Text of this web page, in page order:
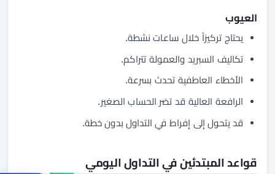
العيوب
يحتاج تركيزاً خلال ساعات نشطة.
تكاليف السبريد والعمولة تتراكم.
الأخطاء العاطفية تحدث بسرعة.
الرافعة العالية قد تضر الحساب الصغير.
قد يتحول إلى إفراط في التداول بدون خطة.
قواعد المبتدئين في التداول اليومي